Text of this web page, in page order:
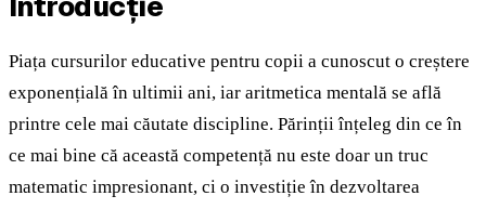
Piața cursurilor educative pentru copii a cunoscut o creștere
exponențială în ultimii ani, iar aritmetica mentală se află
printre cele mai căutate discipline. Părinții înțeleg din ce în
ce mai bine că această competență nu este doar un truc
matematic impresionant, ci o investiție în dezvoltarea